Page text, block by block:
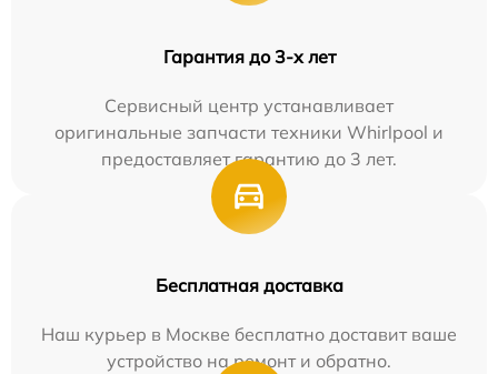
Гарантия до 3-х лет
Сервисный центр устанавливает
оригинальные запчасти техники Whirlpool и
предоставляет гарантию до 3 лет.
Бесплатная доставка
Наш курьер в Москве бесплатно доставит ваше
устройство на ремонт и обратно.